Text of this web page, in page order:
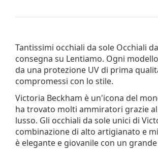
Tantissimi occhiali da sole Occhiali
consegna su Lentiamo. Ogni
da una protezione UV di prima
compromessi con lo stile.
Victoria Beckham è un'icona del
ha trovato molti ammiratori grazie
lusso. Gli occhiali da sole unici di
combinazione di alto artigianato e
è elegante e giovanile con un